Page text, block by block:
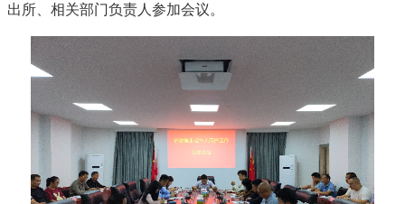
出所、相关部门负责人参加会议。